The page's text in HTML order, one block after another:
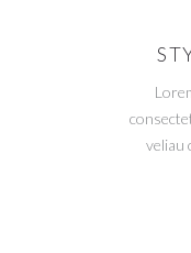
veliau